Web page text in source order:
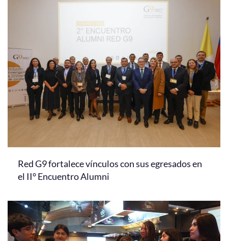
Red G9 fortalece vínculos con sus egresados en
el II° Encuentro Alumni